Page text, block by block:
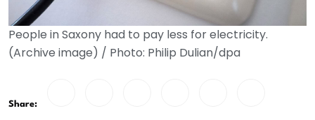
People in Saxony had to pay less for electricity.
(Archive image) / Photo: Philip Dulian/dpa
Share: